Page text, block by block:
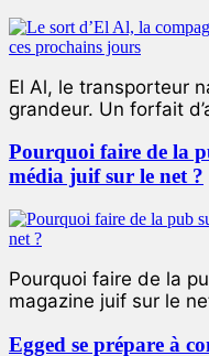
El Al, le transporteur
grandeur. Un forfait
Pourquoi faire de la
média juif sur le net ?
Pourquoi faire de la
magazine juif sur le
Egged se prépare à